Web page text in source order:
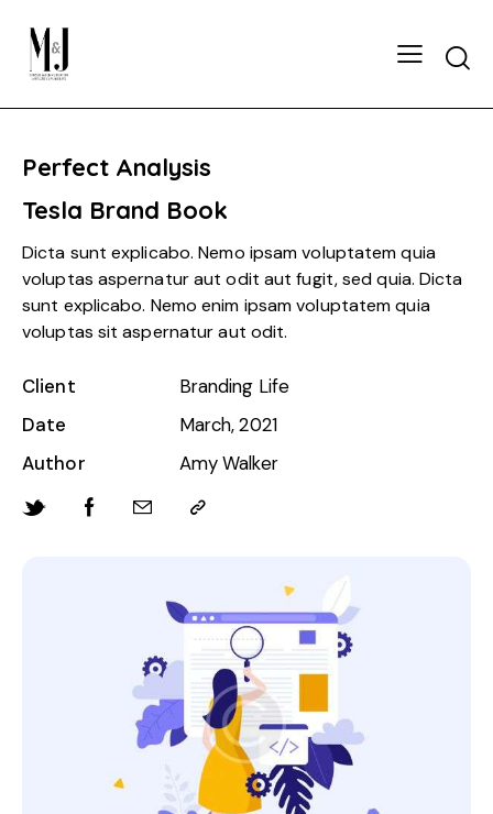
Perfect Analysis
Tesla Brand Book
Dicta sunt explicabo. Nemo ipsam voluptatem quia
voluptas aspernatur aut odit aut fugit, sed quia. Dicta
sunt explicabo. Nemo enim ipsam voluptatem quia
voluptas sit aspernatur aut odit.
Client
Branding Life
Date
March, 2021
Author
Amy Walker